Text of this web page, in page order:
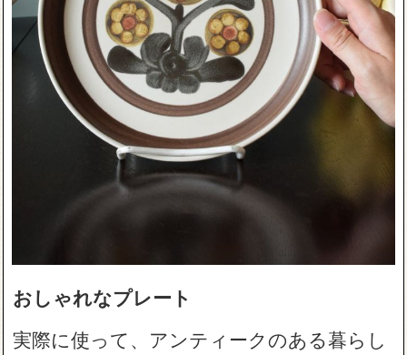
おしゃれなプレート
実際に使って、アンティークのある暮らし